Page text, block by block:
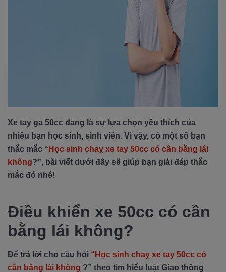
Xe tay ga 50cc đang là sự lựa chọn yêu thích của
nhiều bạn học sinh, sinh viên. Vì vậy, có một số bạn
thắc mắc “ Học sinh chaỵ xe tay 50cc có cần bằng lái
không?”, bài viết dưới đây sẽ giúp bạn giải đáp thắc
mắc đó nhé!
Điều khiển xe 50cc có cần
bằng lái không?
Để trả lời cho câu hỏi “Học sinh chaỵ xe tay 50cc có
cần bằng lái không ?” theo tìm hiểu luật Giao thông